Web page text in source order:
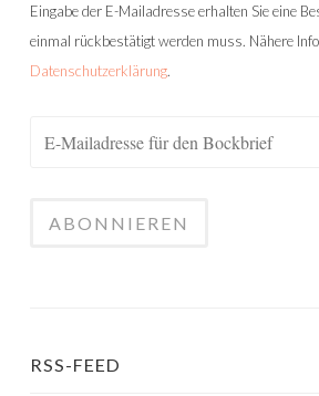
Eingabe der E-Mailadresse erhalten Sie eine
einmal rückbestätigt werden muss. Nähere
Datenschutzerklärung.
RSS-FEED